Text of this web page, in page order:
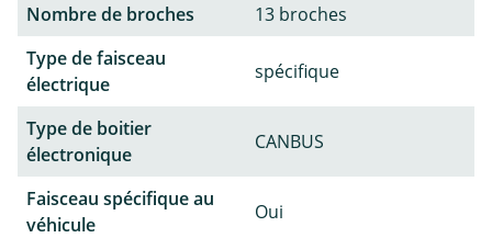
Nombre de broches
13 broches
Type de faisceau
électrique
spécifique
Type de boitier
électronique
CANBUS
Faisceau spécifique au
véhicule
Oui